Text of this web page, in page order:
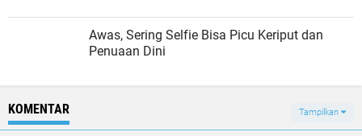
Awas, Sering Selfie Bisa Picu Keriput dan
Penuaan Dini
KOMENTAR Tampilkan